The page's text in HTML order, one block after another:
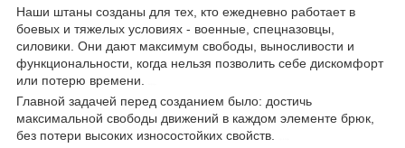
Наши штаны созданы для тех, кто ежедневно работает в
боевых и тяжелых условиях - военные, спецназовцы,
силовики. Они дают максимум свободы, выносливости и
функциональности, когда нельзя позволить себе дискомфорт
или потерю времени.
Главной задачей перед созданием было: достичь
максимальной свободы движений в каждом элементе брюк,
без потери высоких износостойких свойств.